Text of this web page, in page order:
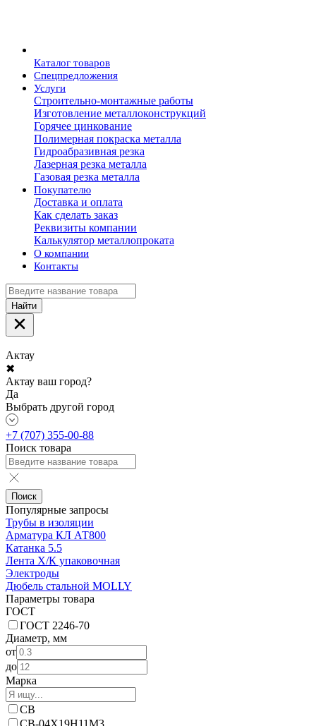
Каталог товаров
Спецпредложения
Услуги
Строительно-монтажные работы
Изготовление металлоконструкций
Горячее цинкование
Полимерная покраска металла
Гидроабразивная резка
Лазерная резка металла
Газовая резка металла
Покупателю
Доставка и оплата
Как сделать заказ
Реквизиты компании
Калькулятор металлопроката
О компании
Контакты
Найти
Актау
✖
Актау ваш город?
Да
Выбрать другой город
+7 (707) 355-00-88
Поиск товара
Поиск
Популярные запросы
Трубы в изоляции
Арматура КЛ АТ800
Катанка 5.5
Лента Х/К упаковочная
Электроды
Дюбель стальной MOLLY
Параметры товара
ГОСТ
ГОСТ 2246-70
Диаметр, мм
от
до
Марка
СВ